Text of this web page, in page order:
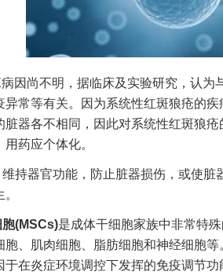
因尚不明，据临床及实验研究，认
异常等有关。因为系统性红斑狼疮的
脏器各不相同，因此对系统性红斑狼
药应个体化。
持器官功能，防止脏器损伤，或使
(MSCs)是成体干细胞家族中非常特
胞、肌肉细胞、脂肪细胞和神经细胞
于在炎症环境调控下发挥的免疫调节